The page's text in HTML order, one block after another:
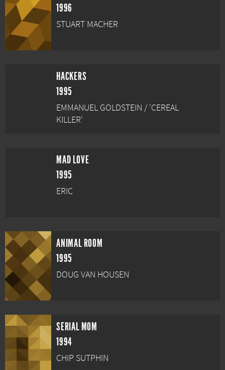
1996
STUART MACHER
HACKERS
1995
EMMANUEL GOLDSTEIN / 'CEREAL
KILLER'
MAD LOVE
1995
ERIC
ANIMAL ROOM
1995
DOUG VAN HOUSEN
SERIAL MOM
1994
CHIP SUTPHIN